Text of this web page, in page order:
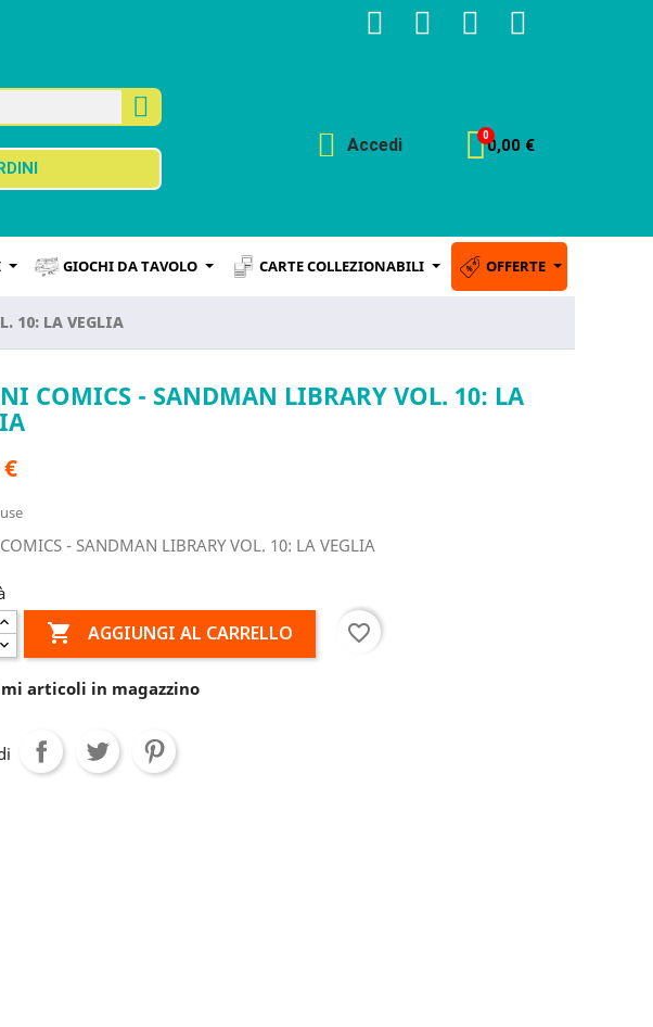
Accedi 0,00 €
GIOCHI DA TAVOLO CARTE COLLEZIONABILI OFFERTE
10: LA VEGLIA
COMICS - SANDMAN LIBRARY VOL. 10: LA
- SANDMAN LIBRARY VOL. 10: LA VEGLIA
 AGGIUNGI AL CARRELLO favorite_border
articoli in magazzino